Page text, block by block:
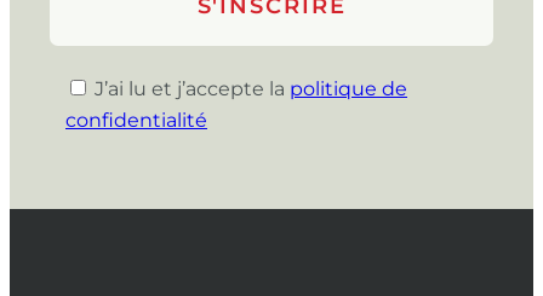
J’ai lu et j’accepte la politique de
confidentialité